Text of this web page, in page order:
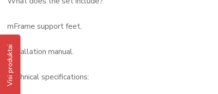
Visi produktai
mFrame support feet,
Installation manual.
Technical specifications: